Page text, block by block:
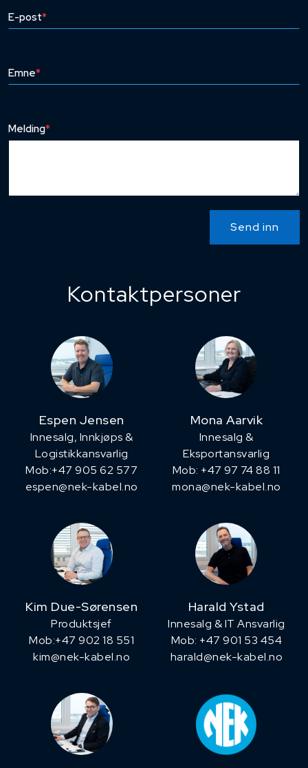
E-post*
Emne*
Melding*
Send inn
Kontaktpersoner
Espen Jensen
Innesalg, ​Innkjøps &
Logistikkansvarlig
Mob:+47 905 62 577
espen@nek-kabel.no
Mona Aarvik
Innesalg &
Eksportansvarlig
Mob: +47 97 74 88 11
mona@nek-kabel.no
Kim Due-Sørensen
Produktsjef
​Mob:+47 902 18 551
kim@nek-kabel.no
Harald Ystad
Innesalg & IT Ansvarlig
Mob: +47 901 53 454
harald@nek-kabel.no